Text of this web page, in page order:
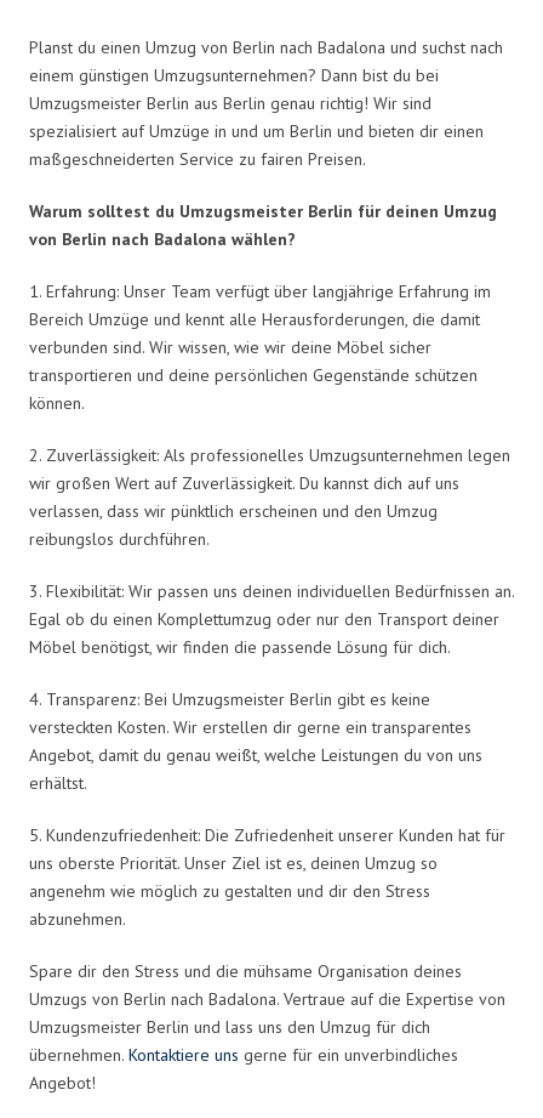
Planst du einen Umzug von Berlin nach Badalona und suchst nach
einem günstigen Umzugsunternehmen? Dann bist du bei
Umzugsmeister Berlin aus Berlin genau richtig! Wir sind
spezialisiert auf Umzüge in und um Berlin und bieten dir einen
maßgeschneiderten Service zu fairen Preisen.
Warum solltest du Umzugsmeister Berlin für deinen Umzug
von Berlin nach Badalona wählen?
1. Erfahrung: Unser Team verfügt über langjährige Erfahrung im
Bereich Umzüge und kennt alle Herausforderungen, die damit
verbunden sind. Wir wissen, wie wir deine Möbel sicher
transportieren und deine persönlichen Gegenstände schützen
können.
2. Zuverlässigkeit: Als professionelles Umzugsunternehmen legen
wir großen Wert auf Zuverlässigkeit. Du kannst dich auf uns
verlassen, dass wir pünktlich erscheinen und den Umzug
reibungslos durchführen.
3. Flexibilität: Wir passen uns deinen individuellen Bedürfnissen an.
Egal ob du einen Komplettumzug oder nur den Transport deiner
Möbel benötigst, wir finden die passende Lösung für dich.
4. Transparenz: Bei Umzugsmeister Berlin gibt es keine
versteckten Kosten. Wir erstellen dir gerne ein transparentes
Angebot, damit du genau weißt, welche Leistungen du von uns
erhältst.
5. Kundenzufriedenheit: Die Zufriedenheit unserer Kunden hat für
uns oberste Priorität. Unser Ziel ist es, deinen Umzug so
angenehm wie möglich zu gestalten und dir den Stress
abzunehmen.
Spare dir den Stress und die mühsame Organisation deines
Umzugs von Berlin nach Badalona. Vertraue auf die Expertise von
Umzugsmeister Berlin und lass uns den Umzug für dich
übernehmen. Kontaktiere uns gerne für ein unverbindliches
Angebot!